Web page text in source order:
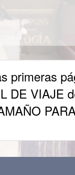
primeras
DE VIAJE